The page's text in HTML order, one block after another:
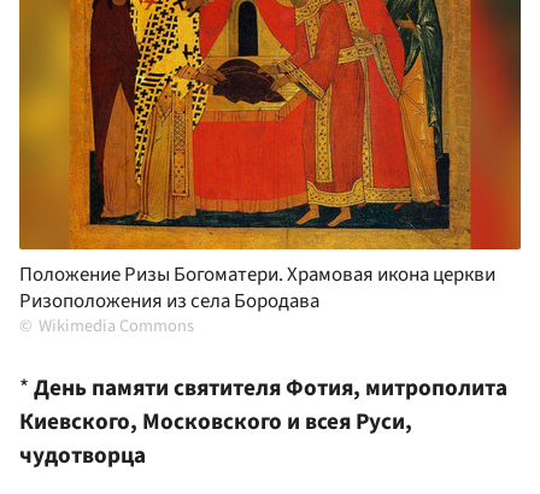
Положение Ризы Богоматери. Храмовая икона церкви
Ризоположения из села Бородава
Wikimedia Commons
*День памяти святителя Фотия, митрополита
Киевского, Московского и всея Руси,
чудотворца